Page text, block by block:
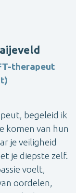
therapeut
begeleid ik
komen van hun
je veiligheid
je diepste zelf.
voelt,
oordelen,